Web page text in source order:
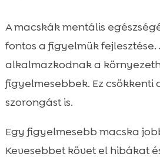
A macskák mentális
fontos a figyelmük
alkalmazkodnak a
figyelmesebbek. Ez csökkenti
szorongást is.
Egy figyelmesebb macska
Kevesebbet követ el hibákat